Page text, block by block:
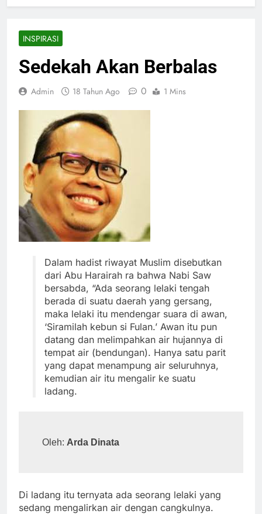
INSPIRASI
Sedekah Akan Berbalas
Admin 18 Tahun Ago 0 1 Mins
Dalam hadist riwayat Muslim disebutkan
dari Abu Harairah ra bahwa Nabi Saw
bersabda, “Ada seorang lelaki tengah
berada di suatu daerah yang gersang,
maka lelaki itu mendengar suara di awan,
‘Siramilah kebun si Fulan.’ Awan itu pun
datang dan melimpahkan air hujannya di
tempat air (bendungan). Hanya satu parit
yang dapat menampung air seluruhnya,
kemudian air itu mengalir ke suatu
ladang.
Oleh: Arda Dinata
Di ladang itu ternyata ada seorang lelaki yang
sedang mengalirkan air dengan cangkulnya.